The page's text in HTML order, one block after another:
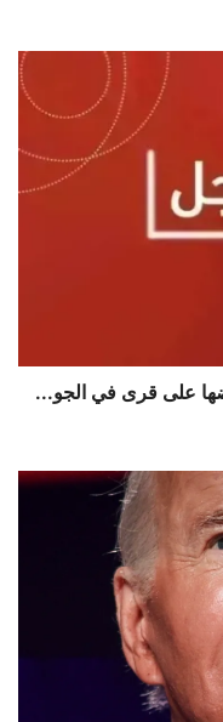
على قرى في الجو...